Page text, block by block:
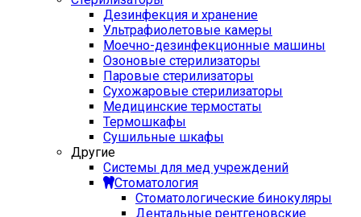
Дезинфекция и хранение
Ультрафиолетовые камеры
Моечно-дезинфекционные машины
Озоновые стерилизаторы
Паровые стерилизаторы
Сухожаровые стерилизаторы
Медицинские термостаты
Термошкафы
Сушильные шкафы
Другие
Системы для мед учреждений
Стоматология
Стоматологические бинокуляры
Дентальные рентгеновские